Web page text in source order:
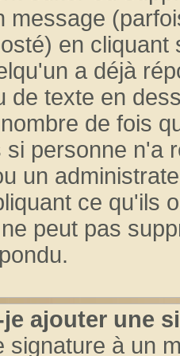
message
en
a déjà
de texte en
de fois
personne n'a
un
ce qu'ils
peut pas
ajouter une
signature à un